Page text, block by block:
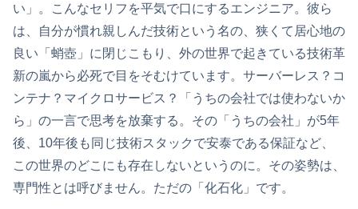
い」。こんなセリフを平気で口にするエンジニア。彼ら
は、自分が慣れ親しんだ技術という名の、狭くて居心地の
良い「蛸壺」に閉じこもり、外の世界で起きている技術革
新の嵐から必死で目をそむけています。サーバーレス？コ
ンテナ？マイクロサービス？「うちの会社では使わないか
ら」の一言で思考を放棄する。その「うちの会社」が5年
後、10年後も同じ技術スタックで安泰である保証など、
この世界のどこにも存在しないというのに。その姿勢は、
専門性とは呼びません。ただの「化石化」です。